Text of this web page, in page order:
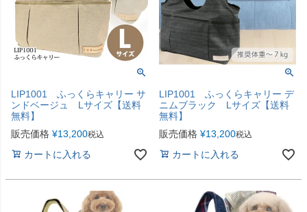
LIP1001 ふっくらキャリー サ
ンドベージュ Lサイズ【送料
無料】
販売価格 ¥13,200税込
カートに入れる
LIP1001 ふっくらキャリー デ
ニムブラック Lサイズ【送料
無料】
販売価格 ¥13,200税込
カートに入れる